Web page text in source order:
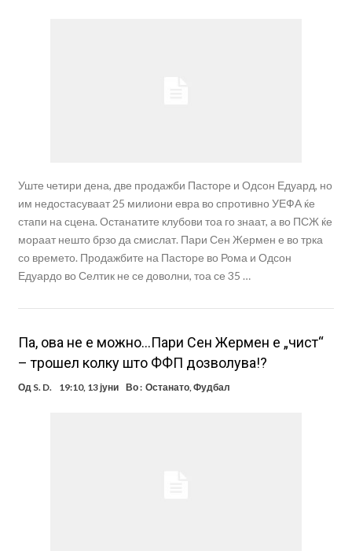
Уште четири дена, две продажби Пасторе и Одсон Едуард, но
им недостасуваат 25 милиони евра во спротивно УЕФА ќе
стапи на сцена. Останатите клубови тоа го знаат, а во ПСЖ ќе
мораат нешто брзо да смислат. Пари Сен Жермен е во трка
со времето. Продажбите на Пасторе во Рома и Одсон
Едуардо во Селтик не се доволни, тоа се 35 …
Па, ова не е можно…Пари Сен Жермен е „чист“
– трошел колку што ФФП дозволува!?
Од S. D. 19:10, 13 јуни Во : Останато,Фудбал